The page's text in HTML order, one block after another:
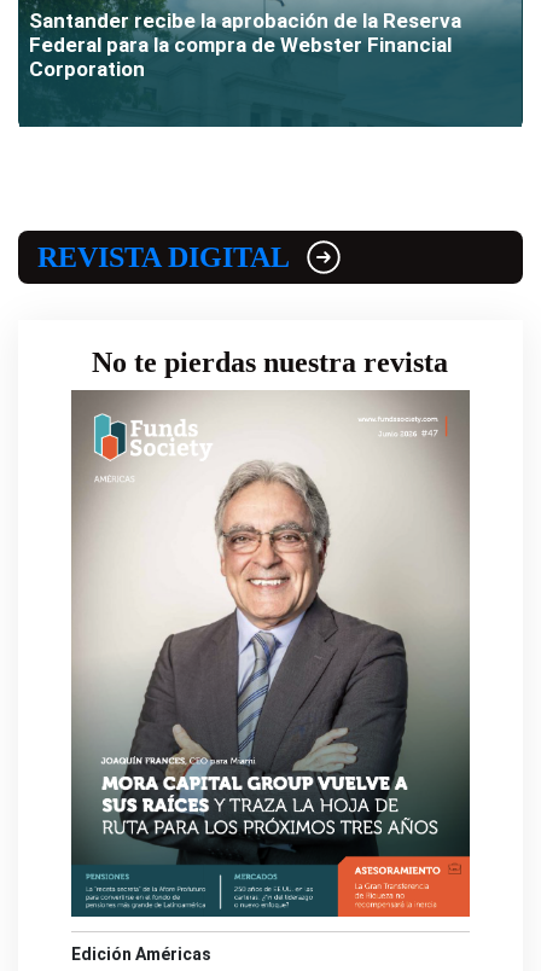
Santander recibe la aprobación de la Reserva
Federal para la compra de Webster Financial
Corporation
REVISTA DIGITAL
No te pierdas nuestra revista
Edición Américas